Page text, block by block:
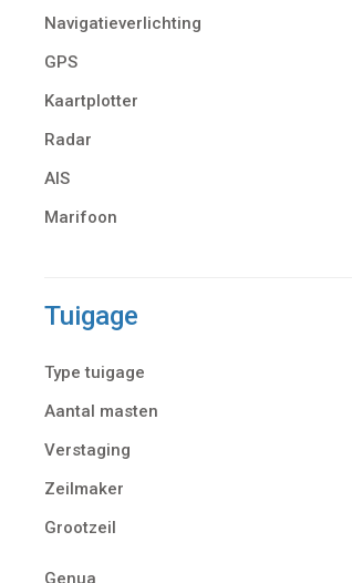
Navigatieverlichting
GPS
Kaartplotter
Radar
AIS
Marifoon
Tuigage
Type tuigage
Aantal masten
Verstaging
Zeilmaker
Grootzeil
Genua